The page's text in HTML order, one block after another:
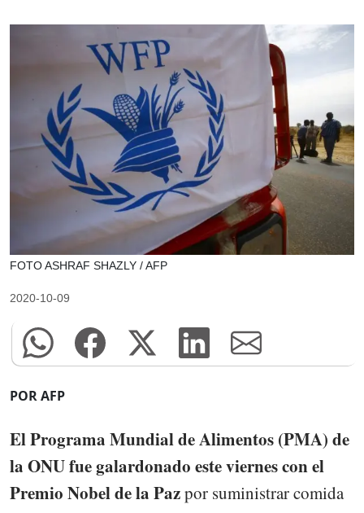
FOTO ASHRAF SHAZLY / AFP
2020-10-09
POR AFP
El Programa Mundial de Alimentos (PMA) de
la ONU fue galardonado este viernes con el
Premio Nobel de la Pazpor suministrar comida